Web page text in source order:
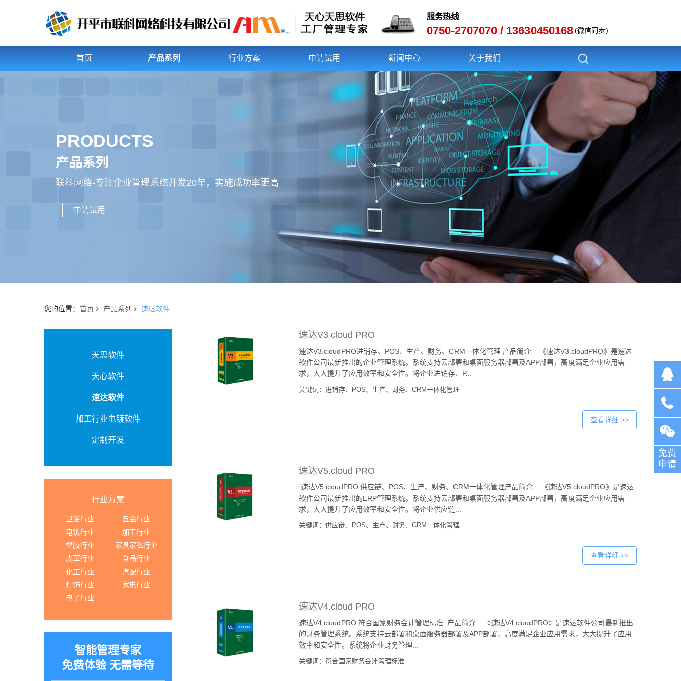
服务热线
0750-2707070 / 13630450168 (微信同步)
首页 产品系列 行业方案 申请试用 新闻中心 关于我们
PRODUCTS
产品系列
联科网络-专注企业管理系统开发20年，实施成功率更高
申请试用
您的位置： 首页 产品系列 速达软件
天思软件
天心软件
速达软件
加工行业电镀软件
定制开发
行业方案
卫浴行业
五金行业
电镀行业
加工行业
塑胶行业
家具家私行业
皮革行业
食品行业
化工行业
汽配行业
灯饰行业
家电行业
电子行业
智能管理专家
免费体验 无需等待
速达V3 cloud PRO
速达V3.cloudPRO进销存、POS、生产、财务、CRM一体化管理 产品简介 《速达V3.cloudPRO》是速达
软件公司最新推出的企业管理系统。系统支持云部署和桌面服务器部署及APP部署，高度满足企业应用需
求，大大提升了应用效率和安全性。将企业进销存、P...
关键词：进销存、POS、生产、财务、CRM一体化管理
查看详细 >>
速达V5.cloud PRO
速达V5.cloudPRO 供应链、POS、生产、财务、CRM一体化管理产品简介 《速达V5.cloudPRO》是速达
软件公司最新推出的ERP管理系统。系统支持云部署和桌面服务器部署及APP部署，高度满足企业应用需
求，大大提升了应用效率和安全性。将企业供应链...
关键词：供应链、POS、生产、财务、CRM一体化管理
查看详细 >>
速达V4.cloud PRO
速达V4.cloudPRO 符合国家财务会计管理标准 产品简介 《速达V4.cloudPRO》是速达软件公司最新推出
的财务管理系统。系统支持云部署和桌面服务器部署及APP部署，高度满足企业应用需求，大大提升了应用
效率和安全性。系统将企业财务管理...
关键词：符合国家财务会计管理标准
在线客
服
咨询电
话：
免费
申请